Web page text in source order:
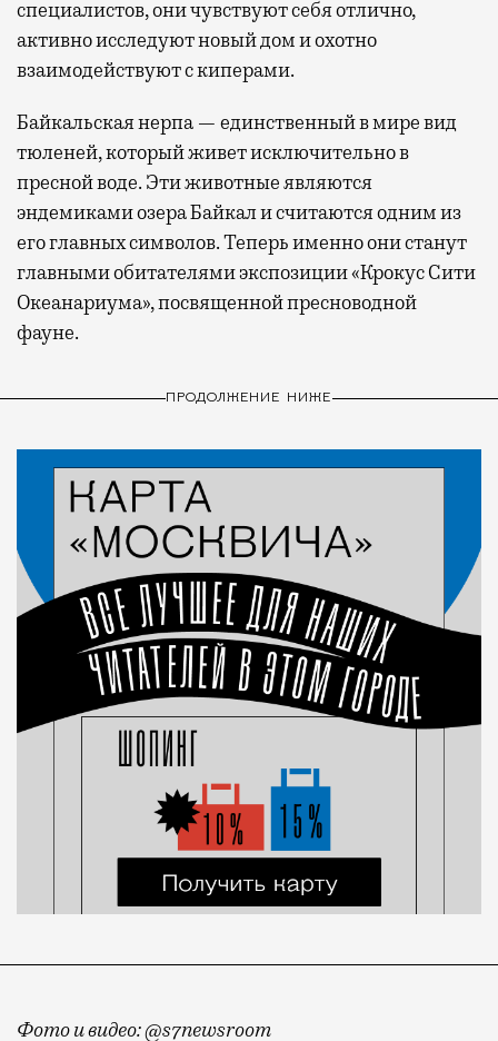
специалистов, они чувствуют себя отлично,
активно исследуют новый дом и охотно
взаимодействуют с киперами.
Байкальская нерпа — единственный в мире вид
тюленей, который живет исключительно в
пресной воде. Эти животные являются
эндемиками озера Байкал и считаются одним из
его главных символов. Теперь именно они станут
главными обитателями экспозиции «Крокус Сити
Океанариума», посвященной пресноводной
фауне.
ПРОДОЛЖЕНИЕ НИЖЕ
Фото и видео: @s7newsroom